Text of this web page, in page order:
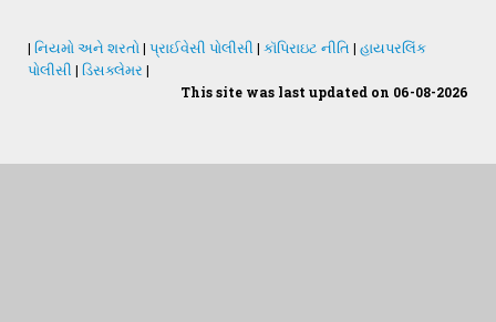
| નિયમો અને શરતો| પ્રાઈવેસી પોલીસી | કૉપિરાઇટ નીતિ | હાયપરલિંક
પોલીસી | ડિસક્લેમર |
This site was last updated on 06-08-2026